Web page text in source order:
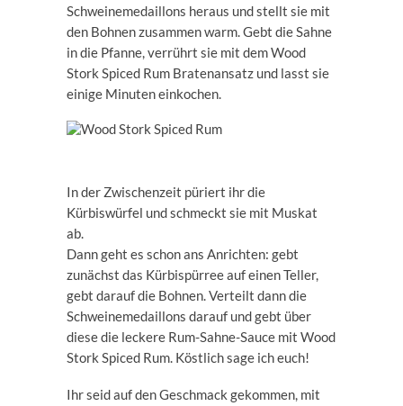
Schweinemedaillons heraus und stellt sie mit
den Bohnen zusammen warm. Gebt die Sahne
in die Pfanne, verrührt sie mit dem Wood
Stork Spiced Rum Bratenansatz und lasst sie
einige Minuten einkochen.
In der Zwischenzeit püriert ihr die
Kürbiswürfel und schmeckt sie mit Muskat
ab.
Dann geht es schon ans Anrichten: gebt
zunächst das Kürbispürree auf einen Teller,
gebt darauf die Bohnen. Verteilt dann die
Schweinemedaillons darauf und gebt über
diese die leckere Rum-Sahne-Sauce mit Wood
Stork Spiced Rum. Köstlich sage ich euch!
Ihr seid auf den Geschmack gekommen, mit